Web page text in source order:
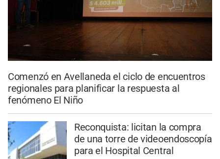
Comenzó en Avellaneda el ciclo de encuentros
regionales para planificar la respuesta al
fenómeno El Niño
Reconquista: licitan la compra
de una torre de videoendoscopía
para el Hospital Central